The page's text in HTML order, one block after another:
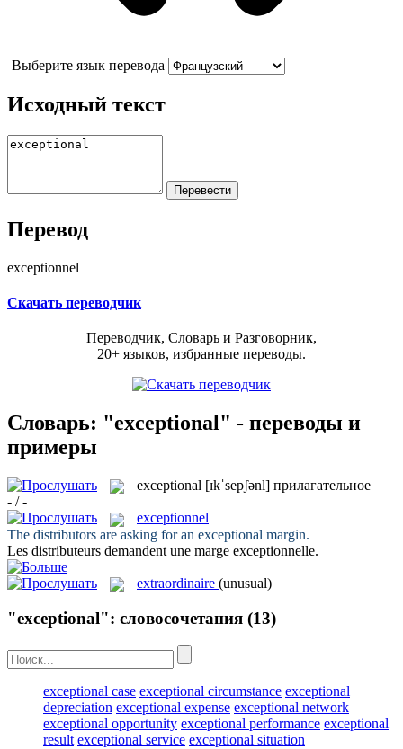
Выберите язык перевода
Исходный текст
Перевод
exceptionnel
Скачать переводчик
Переводчик, Словарь и Разговорник,
20+ языков, избранные переводы.
Словарь: "exceptional" - переводы и
примеры
exceptional [ɪkˈsepʃənl] прилагательное
- / -
exceptionnel
The distributors are asking for an exceptional margin.
Les distributeurs demandent une marge exceptionnelle.
extraordinaire (unusual)
"exceptional": словосочетания (13)
exceptional case exceptional circumstance exceptional
depreciation exceptional expense exceptional network
exceptional opportunity exceptional performance exceptional
result exceptional service exceptional situation